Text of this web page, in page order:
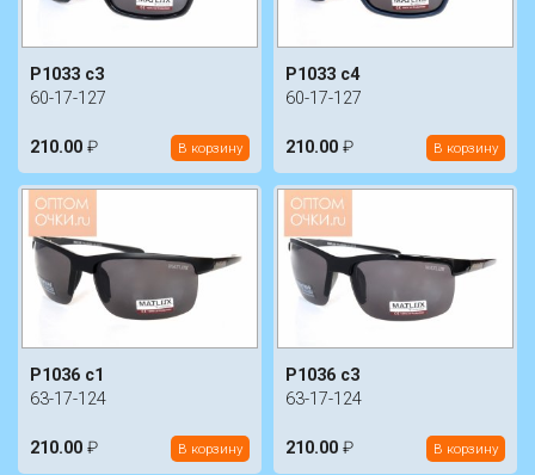
P1033 c3
60-17-127
210.00 ₽ В корзину
P1033 c4
60-17-127
210.00 ₽ В корзину
P1036 c1
63-17-124
210.00 ₽ В корзину
P1036 c3
63-17-124
210.00 ₽ В корзину